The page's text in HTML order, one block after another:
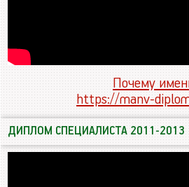
Почему
https://manv-
ДИПЛОМ СПЕЦИАЛИСТА 2011-2013